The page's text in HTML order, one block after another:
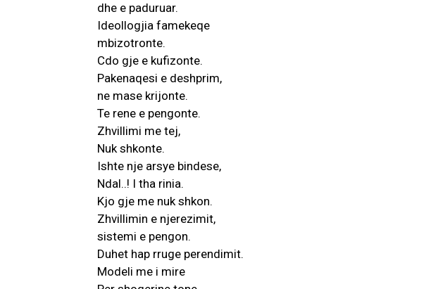
dhe e paduruar.
Ideollogjia famekeqe
mbizotronte.
Cdo gje e kufizonte.
Pakenaqesi e deshprim,
ne mase krijonte.
Te rene e pengonte.
Zhvillimi me tej,
Nuk shkonte.
Ishte nje arsye bindese,
Ndal..! I tha rinia.
Kjo gje me nuk shkon.
Zhvillimin e njerezimit,
sistemi e pengon.
Duhet hap rruge perendimit.
Modeli me i mire